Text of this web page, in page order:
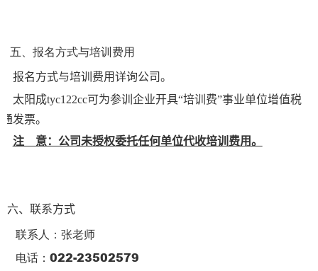
五、报名方式与培训费用‌
报名方式与培训费用详询公司。
太阳成tyc122cc可为参训企业开具“培训费”事业单位增值税
发票。
注 意：公司未授权委托任何单位代收培训费用。
六、联系方式‌
联系人‌：张老师
电话‌： 022-23502579